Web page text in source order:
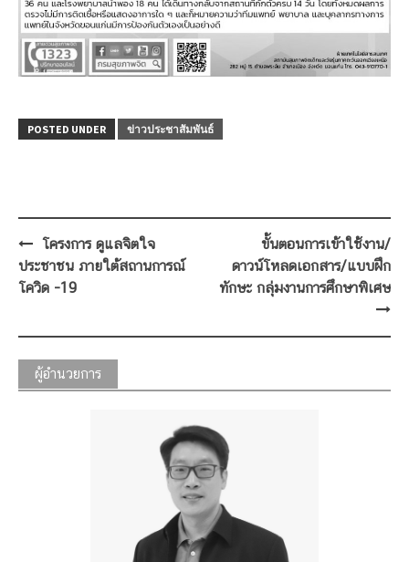
POSTED UNDER ข่าวประชาสัมพันธ์
Post
navigation
โครงการ ดูแลจิตใจ
ประชาชน ภายใต้สถานการณ์
โควิด -19
ขั้นตอนการเข้าใช้งาน/
ดาวน์โหลดเอกสาร/แบบฝึก
ทักษะ กลุ่มงานการศึกษาพิเศษ
ผู้อำนวยการ